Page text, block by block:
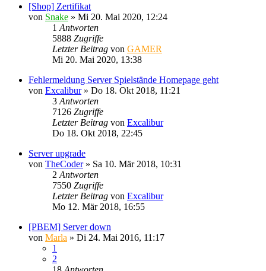
[Shop] Zertifikat
von Snake » Mi 20. Mai 2020, 12:24
1 Antworten
5888 Zugriffe
Letzter Beitrag von GAMER
Mi 20. Mai 2020, 13:38
Fehlermeldung Server Spielstände Homepage geht
von Excalibur» Do 18. Okt 2018, 11:21
3 Antworten
7126 Zugriffe
Letzter Beitrag von Excalibur
Do 18. Okt 2018, 22:45
Server upgrade
von TheCoder» Sa 10. Mär 2018, 10:31
2 Antworten
7550 Zugriffe
Letzter Beitrag von Excalibur
Mo 12. Mär 2018, 16:55
[PBEM] Server down
von Marla » Di 24. Mai 2016, 11:17
1
2